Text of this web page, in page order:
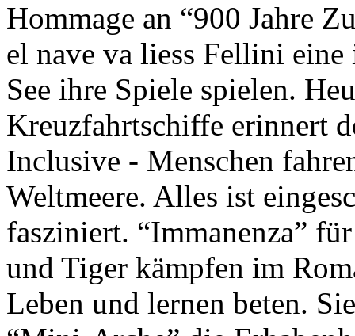
Hommage an “900 Jahre
el nave va liess Fellini
See ihre Spiele spielen.
Kreuzfahrtschiffe erinnert
Inclusive - Menschen
Weltmeere. Alles ist
fasziniert. “Immanenza”
und Tiger kämpfen im
Leben und lernen beten.